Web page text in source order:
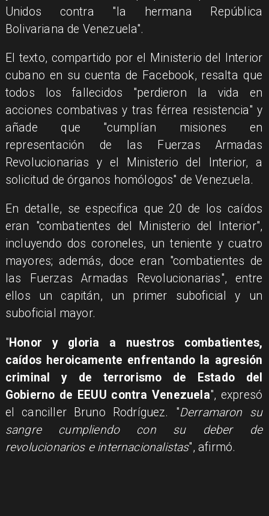
Unidos contra "la hermana República
Bolivariana de Venezuela".
El texto, compartido por el Ministerio del Interior
cubano en su cuenta de Facebook, resalta que
todos los fallecidos "perdieron la vida en
acciones combativas y tras férrea resistencia" y
añade que "cumplían misiones en
representación de las Fuerzas Armadas
Revolucionarias y el Ministerio del Interior, a
solicitud de órganos homólogos" de Venezuela.
En detalle, se especifica que 20 de los caídos
eran "combatientes del Ministerio del Interior",
incluyendo dos coroneles, un teniente y cuatro
mayores; además, doce eran "combatientes de
las Fuerzas Armadas Revolucionarias", entre
ellos un capitán, un primer suboficial y un
suboficial mayor.
"Honor y gloria a nuestros combatientes,
caídos heroicamente enfrentando la agresión
criminal y de terrorismo de Estado del
Gobierno de EEUU contra Venezuela", expresó
el canciller Bruno Rodríguez. "Derramaron su
sangre cumpliendo con su deber de
revolucionarios e internacionalistas", afirmó.